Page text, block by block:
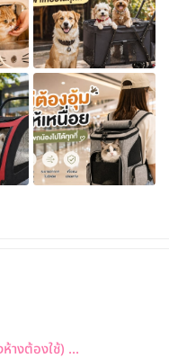
างต้องใช้) ...